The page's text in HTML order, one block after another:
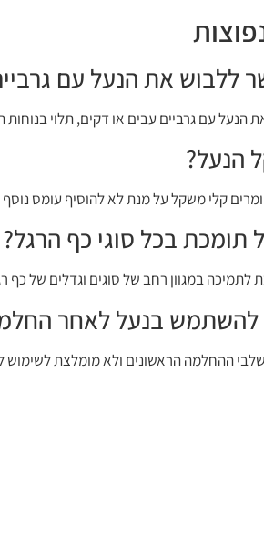
ללבוש את הנעל עם
הנעל עם גרביים עבים או דקים, תלוי
הנעל?
קלי משקל על מנת לא להוסיף עומס
תומכת בכל סוגי כף הרגל?
לתמיכה במגוון רחב של סוגים וגדלים של
להשתמש בנעל לאחר
ההחלמה הראשונים ולא מומלצת